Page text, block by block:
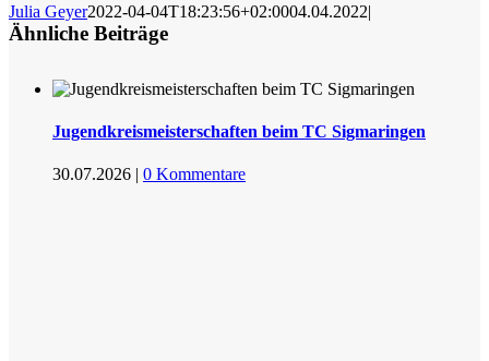
Julia Geyer2022-04-04T18:23:56+02:0004.04.2022|
Ähnliche Beiträge
Jugendkreismeisterschaften beim TC Sigmaringen
30.07.2026 | 0 Kommentare